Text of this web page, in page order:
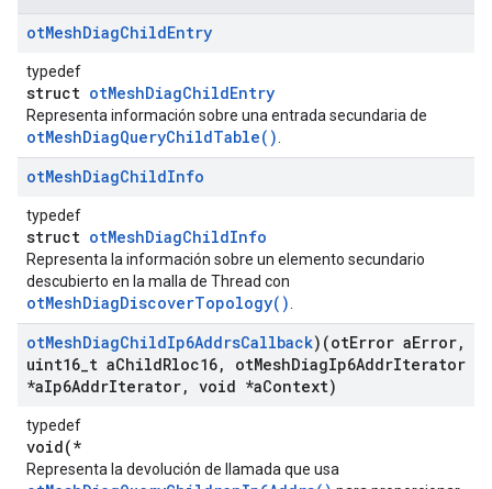
otMeshDiagChildEntry
typedef
struct otMeshDiagChildEntry
Representa información sobre una entrada secundaria de
otMeshDiagQueryChildTable()
otMeshDiagChildInfo
typedef
struct otMeshDiagChildInfo
Representa la información sobre un elemento secundario
descubierto en la malla de Thread con
otMeshDiagDiscoverTopology()
otMeshDiagChildIp6AddrsCallback)(otError aError,
uint16 t aChildRloc16, otMeshDiagIp6AddrIterator
*aIp6AddrIterator, void *aContext)
typedef
void(*
Representa la devolución de llamada que usa